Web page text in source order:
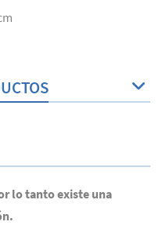
lo tanto existe una